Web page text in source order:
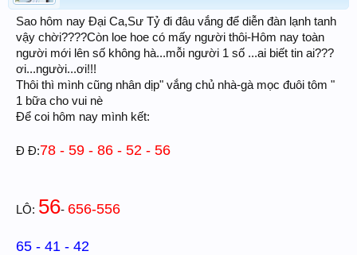
Sao hôm nay Đại Ca,Sư Tỷ đi đâu vắng để diễn đàn lạnh tanh
vậy chời????Còn loe hoe có mấy người thôi-Hôm nay toàn
người mới lên số không hà...mỗi người 1 số ...ai biết tin ai???
ơi...người...ơi!!!
Thôi thì mình cũng nhân dịp" vắng chủ nhà-gà mọc đuôi tôm "
1 bữa cho vui nè
Để coi hôm nay mình kết:
Đ Đ:78 - 59 - 86 - 52 - 56
LÔ: 56- 656-556
65 - 41 - 42